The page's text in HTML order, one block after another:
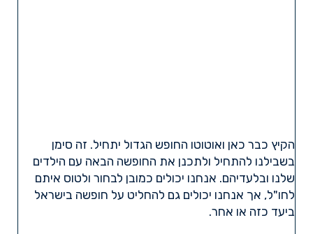
הקיץ כבר כאן ואוטוטו החופש הגדול יתחיל. זה סימן
בשבילנו להתחיל ולתכנן את החופשה הבאה עם הילדים
שלנו ובלעדיהם. אנחנו יכולים כמובן לבחור ולטוס איתם
לחו"ל, אך אנחנו יכולים גם להחליט על חופשה בישראל
ביעד כזה או אחר.